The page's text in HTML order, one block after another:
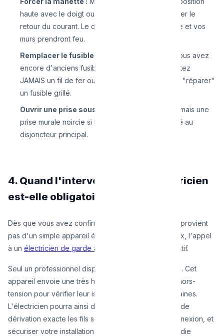
haute avec le doigt ou avec du scotch pour forcer le
retour du courant. Le disjoncteur finira par fondre et vos
murs prendront feu.
Remplacer le fusible par un fil de cuivre :
Si vous avez
encore d'anciens fusibles en céramique, ne mettez
JAMAIS un fil de fer ou du papier aluminium pour "réparer"
un fusible grillé.
Ouvrir une prise sous tension :
Ne dévissez jamais une
prise murale noircie si le courant n'est pas coupé au
disjoncteur principal.
4. Quand l'intervention d'un électricien
est-elle obligatoire ?
Dès que vous avez confirmé que le court-circuit ne provient
pas d'un simple appareil électroménager défectueux, l'appel
à un électricien de garde à Bruxelles devient impératif.
Seul un professionnel dispose d'un
. Cet
appareil envoie une très haute tension dans les fils hors-
tension pour vérifier leur isolation à l'intérieur des gaines.
L'électricien pourra ainsi détecter dans quelle boîte de
dérivation exacte les fils se touchent, réparer la connexion, et
sécuriser votre installation pour vous éviter un incendie